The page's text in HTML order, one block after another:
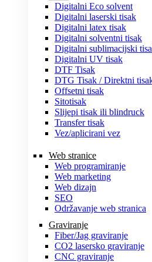
Digitalni Eco solvent
Digitalni laserski tisak
Digitalni latex tisak
Digitalni solventni tisak
Digitalni sublimacijski
Digitalni UV tisak
DTF Tisak
DTG Tisak / Direktni
Offsetni tisak
Sitotisak
Slijepi tisak ili blindruck
Transfer tisak
Vez/aplicirani vez
Web stranice
Web programiranje
Web marketing
Web dizajn
SEO
Održavanje web stranica
Graviranje
Fiber/Jag graviranje
CO2 lasersko graviranje
CNC graviranje